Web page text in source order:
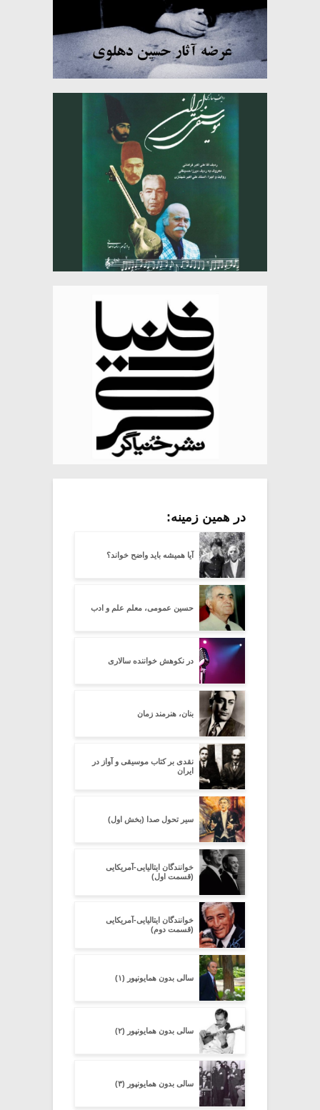
در همین زمینه:
آیا همیشه باید واضح خواند؟
حسین عمومی، معلم علم و ادب
در نکوهش خواننده سالاری
بنان، هنرمند زمان
نقدی بر کتاب موسیقی و آواز در
ایران
سیر تحول صدا (بخش اول)
خوانندگان ایتالیایی-آمریکایی
(قسمت اول)
خوانندگان ایتالیایی-آمریکایی
(قسمت دوم)
سالی بدون همایون­پور (۱)
سالی بدون همایونپور (۲)
سالی بدون همایونپور (۳)